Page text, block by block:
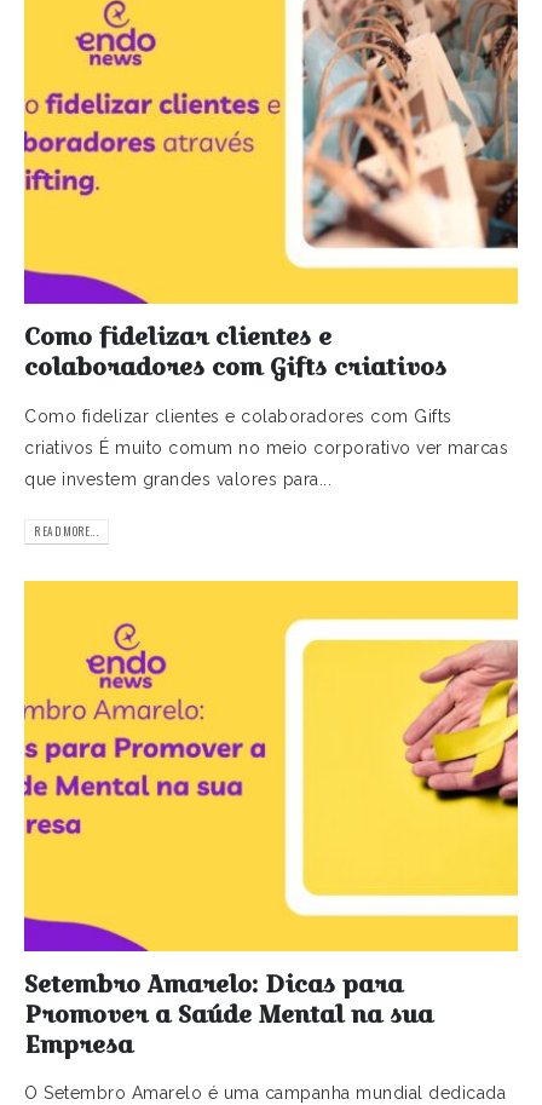
Como fidelizar clientes e
colaboradores com Gifts criativos
Como fidelizar clientes e colaboradores com Gifts
criativos É muito comum no meio corporativo ver marcas
que investem grandes valores para...
READ MORE...
Setembro Amarelo: Dicas para
Promover a Saúde Mental na sua
Empresa
O Setembro Amarelo é uma campanha mundial dedicada